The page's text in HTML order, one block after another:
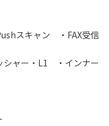
スキャン ・FAX受信
ャー・L1 ・インナー